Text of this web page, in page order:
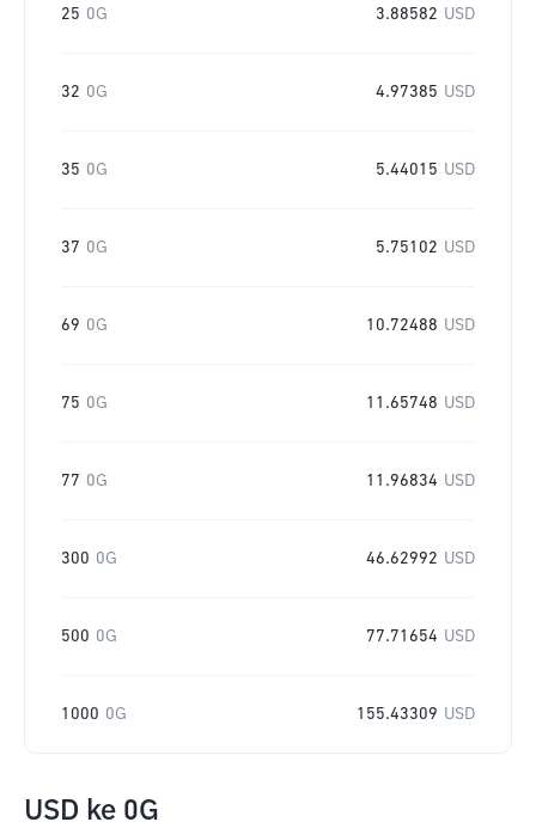
25 0G 3.88582 USD
32 0G 4.97385 USD
35 0G 5.44015 USD
37 0G 5.75102 USD
69 0G 10.72488 USD
75 0G 11.65748 USD
77 0G 11.96834 USD
300 0G 46.62992 USD
500 0G 77.71654 USD
1000 0G 155.43309 USD
USD ke 0G